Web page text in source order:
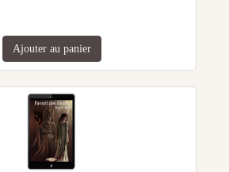
Ajouter au panier